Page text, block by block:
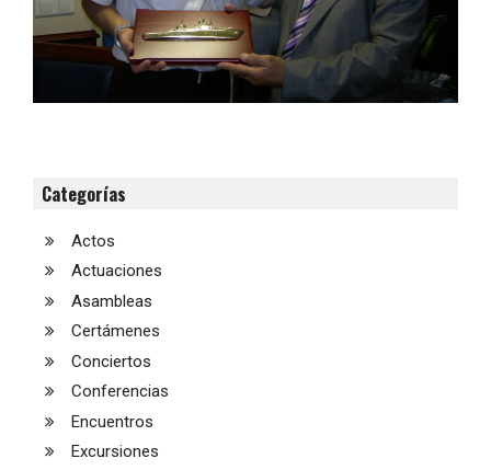
Categorías
Actos
Actuaciones
Asambleas
Certámenes
Conciertos
Conferencias
Encuentros
Excursiones